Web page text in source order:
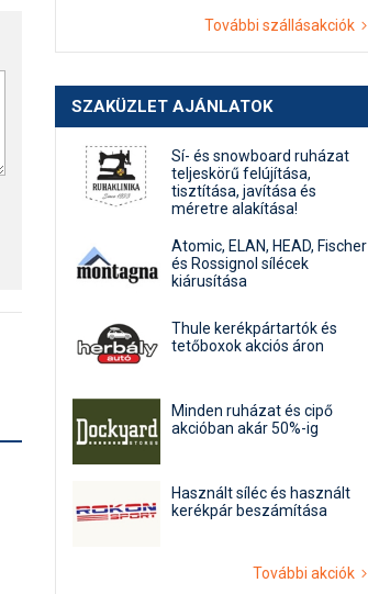
További szállásakciók
SZAKÜZLET AJÁNLATOK
Sí- és snowboard ruházat
teljeskörű felújítása,
tisztítása, javítása és
méretre alakítása!
Atomic, ELAN, HEAD, Fischer
és Rossignol sílécek
kiárusítása
Thule kerékpártartók és
tetőboxok akciós áron
Minden ruházat és cipő
akcióban akár 50%-ig
Használt síléc és használt
kerékpár beszámítása
További akciók